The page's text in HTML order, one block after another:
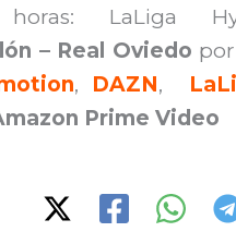
horas: LaLiga
– Real Oviedo por
, DAZN,
Prime Video